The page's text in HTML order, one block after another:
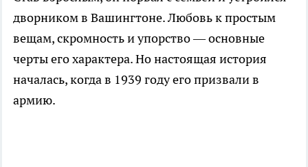
дворником в Вашингтоне. Любовь к простым
вещам, скромность и упорство — основные
черты его характера. Но настоящая история
началась, когда в 1939 году его призвали в
армию.